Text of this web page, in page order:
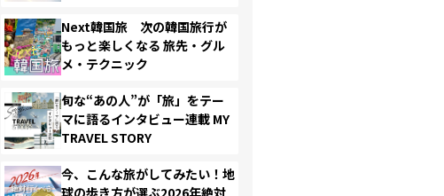
Next韓国旅 次の韓国旅行が
もっと楽しくなる 旅先・グル
メ・テクニック
旬な“あの人”が「旅」をテー
マに語るインタビュー連載 MY
TRAVEL STORY
今、こんな旅がしてみたい！地
球の歩き方が選ぶ2026年絶対